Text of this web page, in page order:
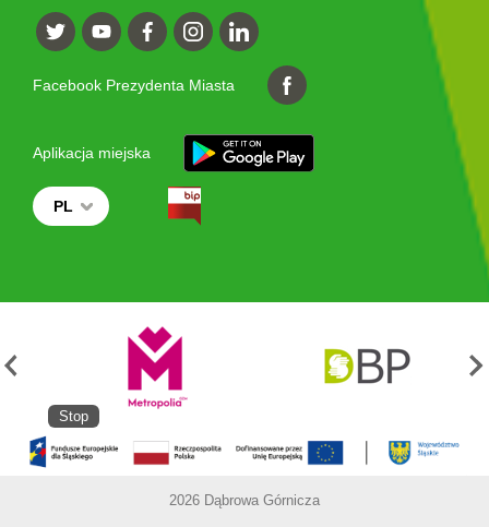
Facebook Prezydenta Miasta
Aplikacja miejska
PL
Stop
2026 Dąbrowa Górnicza